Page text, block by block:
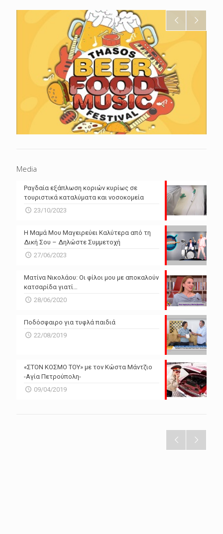
Media
Ραγδαία εξάπλωση κοριών κυρίως σε
τουριστικά καταλύματα και νοσοκομεία
23/10/2023
Η Μαμά Μου Μαγειρεύει Καλύτερα από τη
Δική Σου – Δηλώστε Συμμετοχή
27/06/2023
Ματίνα Νικολάου: Οι φίλοι μου με αποκαλούν
κατσαρίδα γιατί…
28/06/2020
Ποδόσφαιρο για τυφλά παιδιά
22/08/2019
«ΣΤΟΝ ΚΟΣΜΟ ΤΟΥ» με τον Κώστα Μάντζιο
-Αγία Πετρούπολη-
09/04/2019